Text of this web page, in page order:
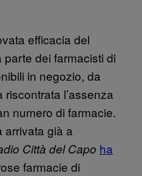
efficacia del
parte dei farmacisti di
in negozio, da
l’assenza
numero di farmacie.
arrivata già a
Città del Capo ha
farmacie di